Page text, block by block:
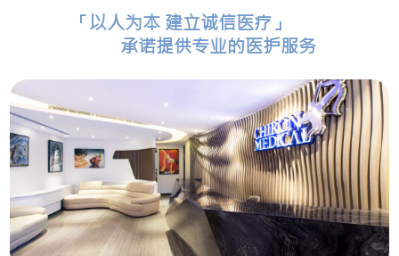
「以人为本 建立诚信医疗」
承诺提供专业的医护服务